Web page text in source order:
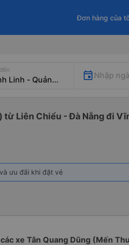
Đơn hàng của
Nhập
từ Liên Chiểu - Đà Nẵng đi
ưu đãi khi đặt vé
xe Tân Quang Dũng (Mến